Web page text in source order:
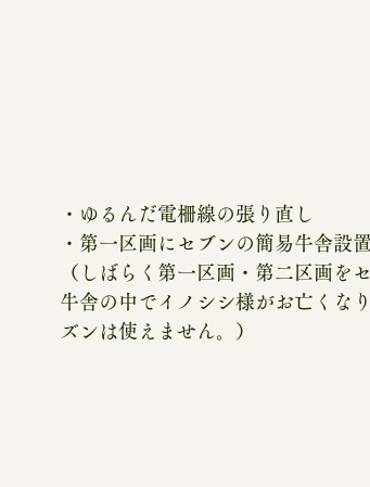
・ゆるんだ電柵線の張り直し
・第一区画にセブンの簡易牛舎設置
（しばらく第一区画・第二区画を
牛舎の中でイノシシ様がお亡くな
ズンは使えません。）